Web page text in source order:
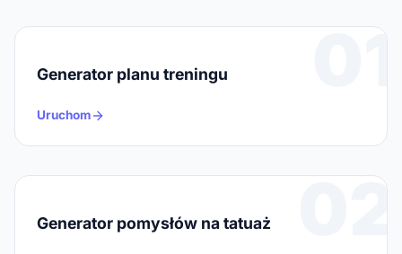
01
Generator planu treningu
Uruchom
02
Generator pomysłów na tatuaż